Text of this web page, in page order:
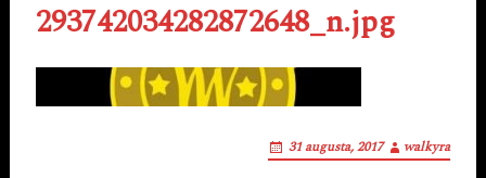
293742034282872648_n.jpg
31 augusta, 2017 walkyra